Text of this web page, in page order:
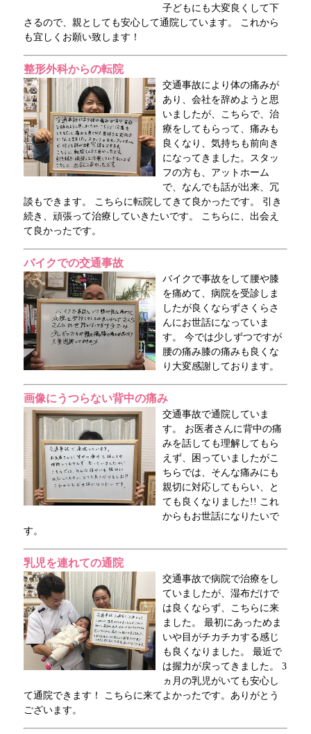
子どもにも大変良くして下
さるので、親としても安心して通院しています。 これから
も宜しくお願い致します！
整形外科からの転院
交通事故により体の痛みが
あり、会社を辞めようと思
いましたが、こちらで、治
療をしてもらって、痛みも
良くなり、気持ちも前向き
になってきました。スタッ
フの方も、アットホーム
で、なんでも話が出来、冗
談もできます。 こちらに転院してきて良かったです。 引き
続き、頑張って治療していきたいです。 こちらに、出会え
て良かったです。
バイクでの交通事故
バイクで事故をして腰や膝
を痛めて、病院を受診しま
したが良くならずさくらさ
んにお世話になっていま
す。 今では少しずつですが
腰の痛み膝の痛みも良くな
り大変感謝しております。
画像にうつらない背中の痛み
交通事故で通院していま
す。 お医者さんに背中の痛
みを話しても理解してもら
えず、困っていましたがこ
ちらでは、そんな痛みにも
親切に対応してもらい、と
ても良くなりました!! これ
からもお世話になりたいで
す。
乳児を連れての通院
交通事故で病院で治療をし
ていましたが、湿布だけで
は良くならず、こちらに来
ました。 最初にあっためま
いや目がチカチカする感じ
も良くなりました。 最近で
は握力が戻ってきました。 3
ヵ月の乳児がいても安心し
て通院できます！ こちらに来てよかったです。ありがとう
ございます。